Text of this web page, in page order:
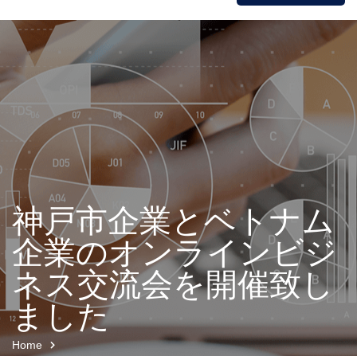
神戸市企業とベトナム
企業のオンラインビジ
ネス交流会を開催致し
ました
Home